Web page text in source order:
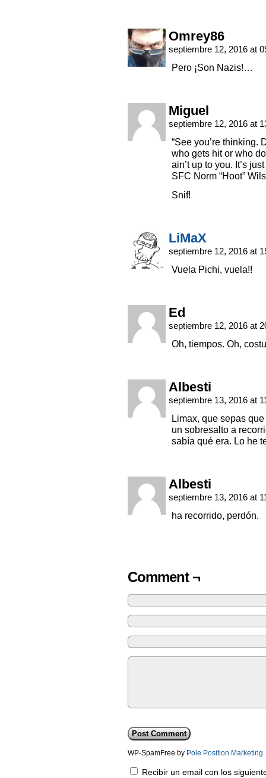
Omrey86
septiembre 12, 2016 at
Pero ¡Son Nazis!…
Miguel
septiembre 12, 2016 at
“See you’re thinking.
who gets hit or who
ain’t up to you. It’s just
SFC Norm “Hoot”
Snif!
LiMaX
septiembre 12, 2016 at
Vuela Pichi, vuela!!
Ed
septiembre 12, 2016 at
Oh, tiempos. Oh,
Albesti
septiembre 13, 2016 at
Limax, que sepas
un sobresalto a
sabía qué era. Lo he
Albesti
septiembre 13, 2016 at
ha recorrido, perdón.
Comment ¬
WP-SpamFree by Pole Position Marketing
Recibir un email con los